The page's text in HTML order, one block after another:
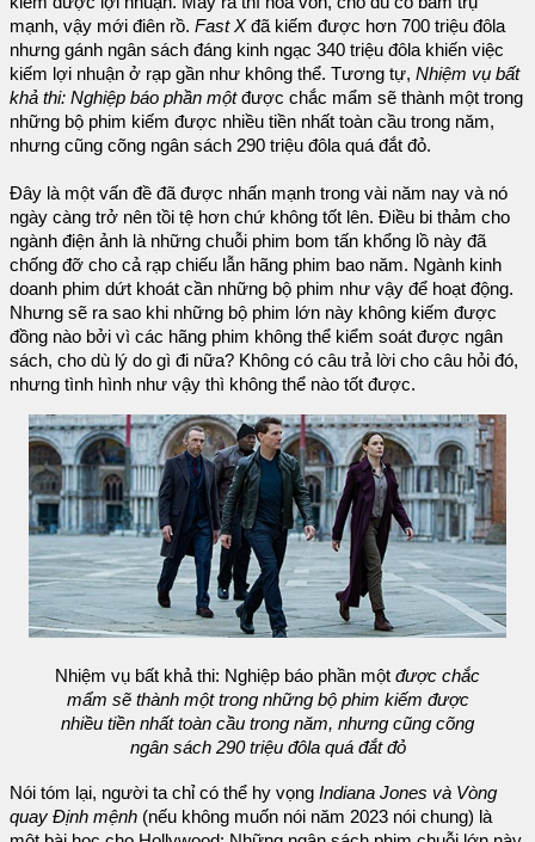
mạnh, vậy mới điên rồ. Fast Xđã kiếm được hơn 700 triệu đôla
nhưng gánh ngân sách đáng kinh ngạc 340 triệu đôla khiến việc
kiếm lợi nhuận ở rạp gần như không thể. Tương tự, Nhiệm vụ bất
khả thi: Nghiệp báo phần mộtđược chắc mẩm sẽ thành một trong
những bộ phim kiếm được nhiều tiền nhất toàn cầu trong năm,
nhưng cũng cõng ngân sách 290 triệu đôla quá đắt đỏ.
Đây là một vấn đề đã được nhấn mạnh trong vài năm nay và nó
ngày càng trở nên tồi tệ hơn chứ không tốt lên. Điều bi thảm cho
ngành điện ảnh là những chuỗi phim bom tấn khổng lồ này đã
chống đỡ cho cả rạp chiếu lẫn hãng phim bao năm. Ngành kinh
doanh phim dứt khoát cần những bộ phim như vậy để hoạt động.
Nhưng sẽ ra sao khi những bộ phim lớn này không kiếm được
đồng nào bởi vì các hãng phim không thể kiểm soát được ngân
sách, cho dù lý do gì đi nữa? Không có câu trả lời cho câu hỏi đó,
nhưng tình hình như vậy thì không thể nào tốt được.
Nhiệm vụ bất khả thi: Nghiệp báo phần một được chắc
mẩm sẽ thành một trong những bộ phim kiếm được
nhiều tiền nhất toàn cầu trong năm, nhưng cũng cõng
ngân sách 290 triệu đôla quá đắt đỏ
Nói tóm lại, người ta chỉ có thể hy vọng Indiana Jones và Vòng
quay Định mệnh (nếu không muốn nói năm 2023 nói chung) là